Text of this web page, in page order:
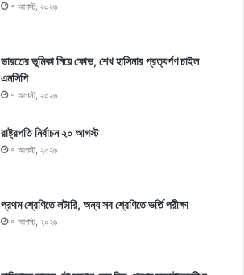
৭ আগস্ট, ২০২৬
ভারতের ভূমিকা নিয়ে ক্ষোভ, শেখ হাসিনার প্রত্যর্পণ চাইল
এনসিপি
৭ আগস্ট, ২০২৬
রাষ্ট্রপতি নির্বাচন ২০ আগস্ট
৭ আগস্ট, ২০২৬
প্রথম শ্রেণিতে লটারি, অন্য সব শ্রেণিতে ভর্তি পরীক্ষা
৭ আগস্ট, ২০২৬